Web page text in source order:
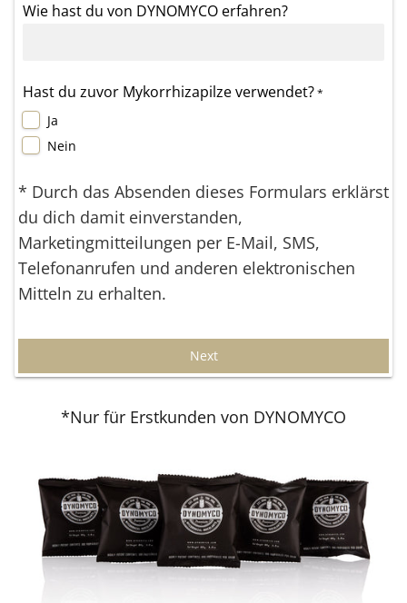
Wie hast du von DYNOMYCO erfahren?
Hast du zuvor Mykorrhizapilze verwendet?*
Ja
Nein
* Durch das Absenden dieses Formulars erklärst
du dich damit einverstanden,
Marketingmitteilungen per E-Mail, SMS,
Telefonanrufen und anderen elektronischen
Mitteln zu erhalten.
Next
*Nur für Erstkunden von DYNOMYCO